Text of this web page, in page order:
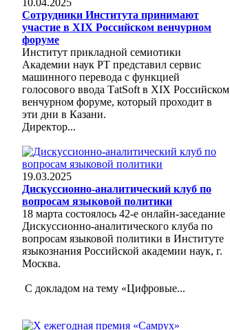
Сотрудники Института принимают
участие в XIX Российском венчурном
форуме
Институт прикладной семиотики
Академии наук РТ представил сервис
машинного перевода с функцией
голосового ввода ТatSoft в XIX Российском
венчурном форуме, который проходит в
эти дни в Казани.
Директор...
19.03.2025
Дискуссионно-аналитический клуб по
вопросам языковой политики
18 марта состоялось 42-е онлайн-заседание
Дискуссионно-аналитического клуба по
вопросам языковой политики в Институте
языкознания Российской академии наук, г.
Москва.
С докладом на тему «Цифровые...